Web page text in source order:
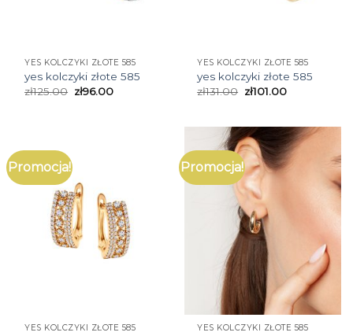
YES KOLCZYKI ZŁOTE 585
yes kolczyki złote 585
zł125.00 zł96.00
YES KOLCZYKI ZŁOTE 585
yes kolczyki złote 585
zł131.00 zł101.00
Promocja!
YES KOLCZYKI ZŁOTE 585
Promocja!
YES KOLCZYKI ZŁOTE 585